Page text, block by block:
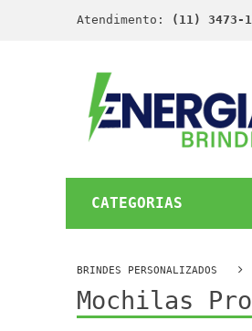
Atendimento: (11) 3473-
CATEGORIAS
BRINDES PERSONALIZADOS
Mochilas